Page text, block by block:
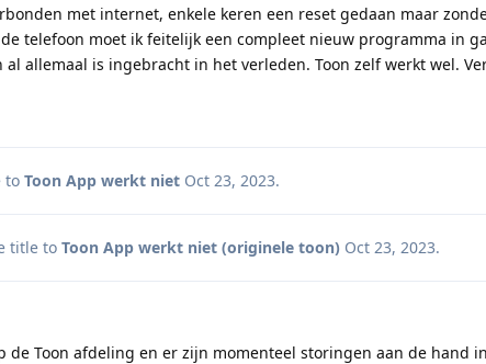
met internet, enkele keren een reset gedaan maar
telefoon moet ik feitelijk een compleet nieuw programma in
al allemaal is ingebracht in het verleden. Toon zelf werkt wel.
to Toon App werkt niet Oct 23, 2023.
title to Toon App werkt niet (originele toon) Oct 23, 2023.
de Toon afdeling en er zijn momenteel storingen aan de hand